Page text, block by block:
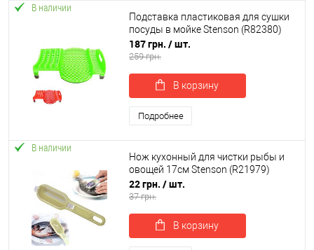
В наличии
Подставка пластиковая для сушки
посуды в мойке Stenson (R82380)
187 грн. / шт.
259 грн.
В корзину
Подробнее
В наличии
Нож кухонный для чистки рыбы и
овощей 17см Stenson (R21979)
22 грн. / шт.
37 грн.
В корзину